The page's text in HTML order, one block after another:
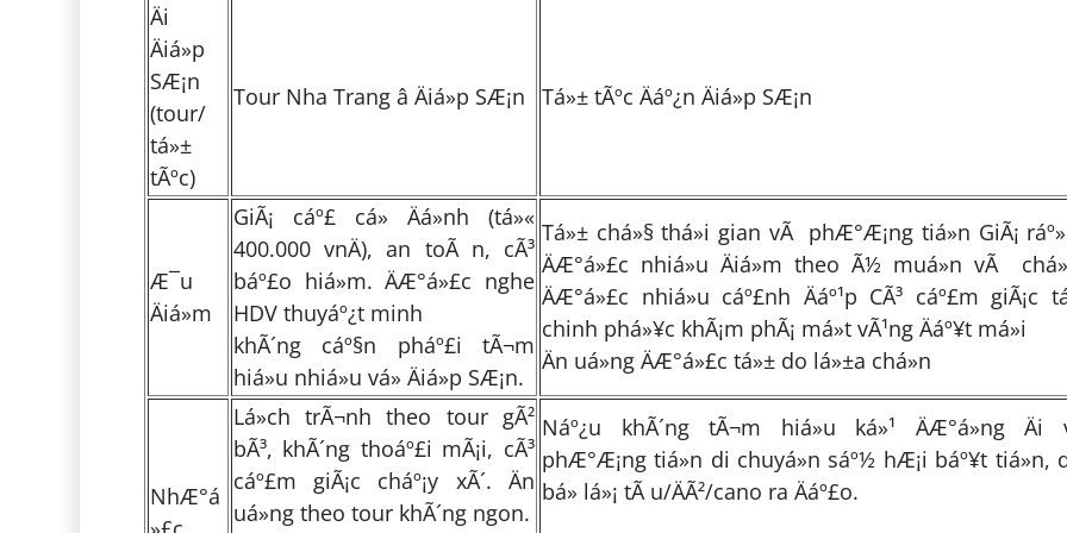
Äi
Äiá»p
SÆ¡n
(tour/
tá»±
tÃºc)
Tour Nha Trang â Äiá»p SÆ¡n Tá»± tÃºc Äáº¿n Äiá»p SÆ¡n
Æ¯u
Äiá»m
GiÃ¡ cáº£ cá» Äá»nh (tá»«
400.000 vnÄ), an toÃ n, cÃ³
báº£o hiá»m. ÄÆ°á»£c nghe
HDV thuyáº¿t minh
khÃ´ng cáº§n pháº£i tÃ¬m
hiá»u nhiá»u vá» Äiá»p SÆ¡n.
Tá»± chá»§ thá»i gian vÃ phÆ°Æ¡ng tiá»n GiÃ¡ ráº»
ÄÆ°á»£c nhiá»u Äiá»m theo Ã½ muá»n vÃ
ÄÆ°á»£c nhiá»u cáº£nh Äáº¹p CÃ³ cáº£m giÃ¡c
chinh phá»¥c khÃ¡m phÃ¡ má»t vÃ¹ng Äáº¥t má»i
Än uá»ng ÄÆ°á»£c tá»± do lá»±a chá»n
NhÆ°á
Lá»ch trÃ¬nh theo tour gÃ²
bÃ³, khÃ´ng thoáº£i mÃ¡i, cÃ³
cáº£m giÃ¡c cháº¡y xÃ´. Än
uá»ng theo tour khÃ´ng ngon.
Náº¿u khÃ´ng tÃ¬m hiá»u ká»¹ ÄÆ°á»ng Äi
phÆ°Æ¡ng tiá»n di chuyá»n sáº½ hÆ¡i báº¥t tiá»n,
bá» lá»¡ tÃ u/ÄÃ²/cano ra Äáº£o.